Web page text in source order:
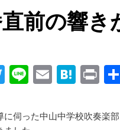
前の響き
Twitter
LineEmail
に伺った中山中学校吹奏楽